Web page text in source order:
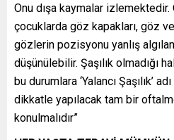
Onu dışa kaymalar
çocuklarda göz kapakları, göz
gözlerin pozisyonu yanlış
düşünülebilir. Şaşılık olmadığı
bu durumlara ‘Yalancı Şaşılık’
dikkatle yapılacak tam bir
konulmalıdır”